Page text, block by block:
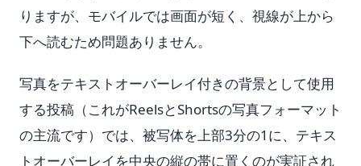
りますが、モバイルでは画面が短く、視線が上から
下へ読むため問題ありません。
写真をテキストオーバーレイ付きの背景として使用
する投稿（これがReelsとShortsの写真フォーマット
の主流です）では、被写体を上部3分の1に、テキス
トオーバーレイを中央の縦の帯に置くのが実証され